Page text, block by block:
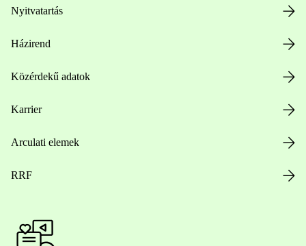
Nyitvatartás
Házirend
Közérdekű adatok
Karrier
Arculati elemek
RRF